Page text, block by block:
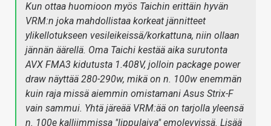
Kun ottaa huomioon myös Taichin erittäin hyvän
VRM:n joka mahdollistaa korkeat jännitteet
ylikellotukseen vesileikeissä/korkattuna, niin ollaan
jännän äärellä. Oma Taichi kestää aika surutonta
AVX FMA3 kidutusta 1.408V, jolloin package power
draw näyttää 280-290w, mikä on n. 100w enemmän
kuin raja missä aiemmin omistamani Asus Strix-F
vain sammui. Yhtä järeää VRM:ää on tarjolla yleensä
n. 100e kalliimmissa "lippulaiva" emolevyissä. Lisää